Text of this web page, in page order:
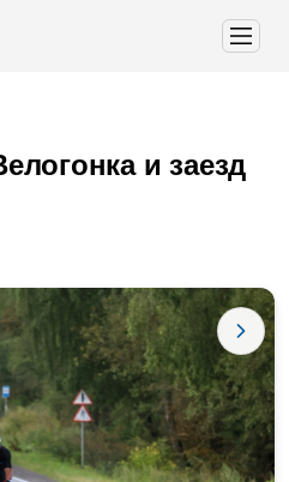
и заезд